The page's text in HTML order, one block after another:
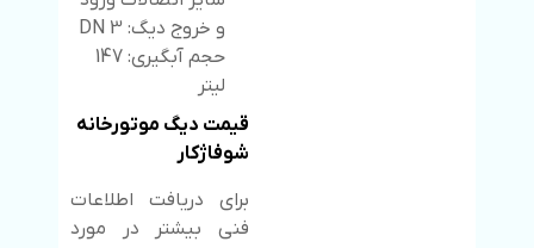
و خروج دیگ: 3 DN
حجم آبگیری: 147
لیتر
قیمت دیگ موتورخانه
شوفاژکار
برای دریافت اطلاعات
فنی بیشتر در مورد